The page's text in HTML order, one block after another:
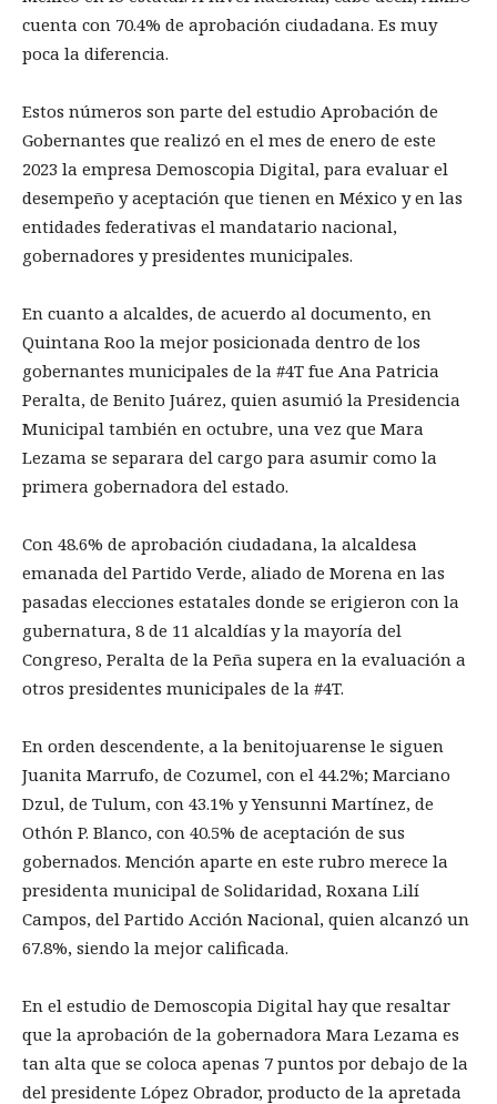
cuenta con 70.4% de aprobación ciudadana. Es muy
poca la diferencia.
Estos números son parte del estudio Aprobación de
Gobernantes que realizó en el mes de enero de este
2023 la empresa Demoscopia Digital, para evaluar el
desempeño y aceptación que tienen en México y en las
entidades federativas el mandatario nacional,
gobernadores y presidentes municipales.
En cuanto a alcaldes, de acuerdo al documento, en
Quintana Roo la mejor posicionada dentro de los
gobernantes municipales de la #4T fue Ana Patricia
Peralta, de Benito Juárez, quien asumió la Presidencia
Municipal también en octubre, una vez que Mara
Lezama se separara del cargo para asumir como la
primera gobernadora del estado.
Con 48.6% de aprobación ciudadana, la alcaldesa
emanada del Partido Verde, aliado de Morena en las
pasadas elecciones estatales donde se erigieron con la
gubernatura, 8 de 11 alcaldías y la mayoría del
Congreso, Peralta de la Peña supera en la evaluación a
otros presidentes municipales de la #4T.
En orden descendente, a la benitojuarense le siguen
Juanita Marrufo, de Cozumel, con el 44.2%; Marciano
Dzul, de Tulum, con 43.1% y Yensunni Martínez, de
Othón P. Blanco, con 40.5% de aceptación de sus
gobernados. Mención aparte en este rubro merece la
presidenta municipal de Solidaridad, Roxana Lilí
Campos, del Partido Acción Nacional, quien alcanzó un
67.8%, siendo la mejor calificada.
En el estudio de Demoscopia Digital hay que resaltar
que la aprobación de la gobernadora Mara Lezama es
tan alta que se coloca apenas 7 puntos por debajo de la
del presidente López Obrador, producto de la apretada